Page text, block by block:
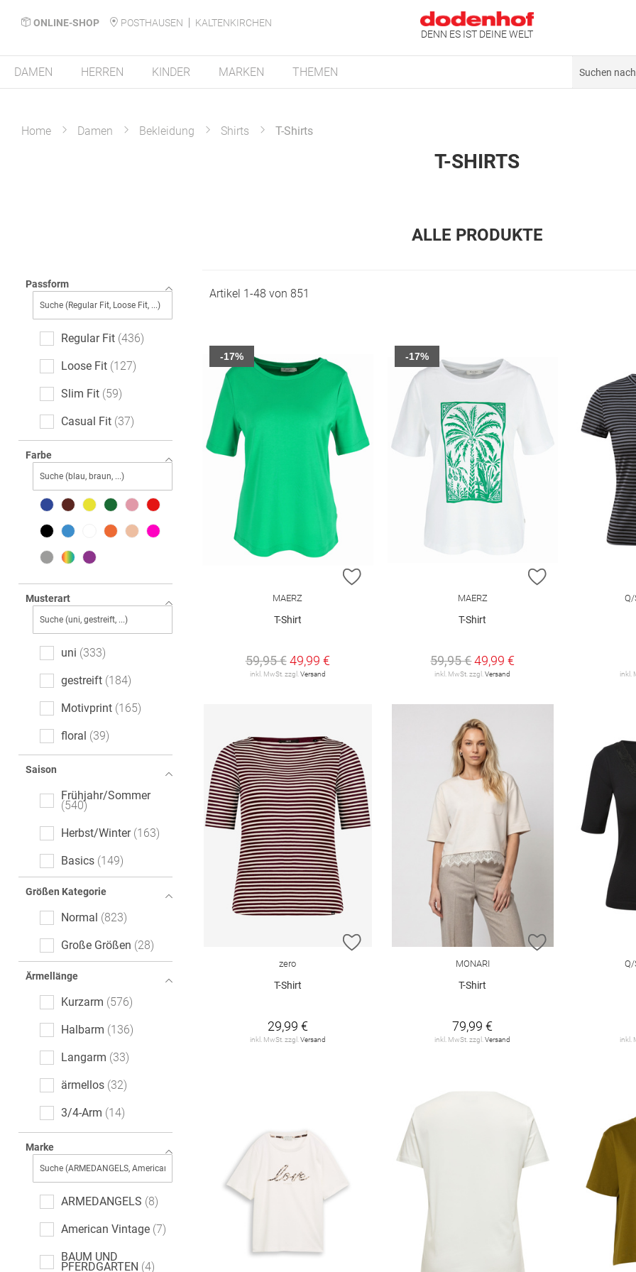
ONLINE-SHOP POSTHAUSEN
KALTENKIRCHEN
DENN ES IST DEINE WELT
DAMEN HERREN KINDER MARKEN THEMEN
Home Damen Bekleidung Shirts T-Shirts
T-SHIRTS
ALLE PRODUKTE
Passform
Regular Fit 436
Loose Fit 127
Slim Fit 59
Casual Fit 37
Boxy Fit 22
Classic Fit 21
Feminine Fit 17
Oversized
Body Fit 10
Straight Fit 10
Wide Fit 2
Farbe
Musterart
uni 333
gestreift 184
Motivprint 165
floral 39
Mottoprint 23
gepunktet 11
Animalprint
All-Over-Print (AOP)
6
leopard 5
Paisley-Muster
Denim
Ethno
Farbverlauf 1
Fischgrätmuster 1
Saison
Frühjahr/Sommer
540
Herbst/Winter 163
Basics 149
Größen Kategorie
Normal 823
Große Größen 28
Ärmellänge
Kurzarm 576
Halbarm 136
Langarm 33
ärmellos 32
3/4-Arm 14
Marke
ARMEDANGELS 8
American Vintage 7
BAUM UND
PFERDGARTEN 4
Artikel 1-48 von 851
ZUR WUNSCHLISTE HINZUFÜGEN
MAERZ
T-Shirt
59,95 € 49,99 €
inkl. MwSt. zzgl. Versand
-17%
ZUR
MAERZ
T-Shirt
59,95 €49,99 €
inkl. MwSt. zzgl.Versand
-17%
Q/
inkl.
ZUR WUNSCHLISTE HINZUFÜGEN
zero
T-Shirt
29,99 €
inkl. MwSt. zzgl. Versand
ZUR
MONARI
T-Shirt
79,99 €
inkl. MwSt. zzgl.Versand
Q/
inkl.